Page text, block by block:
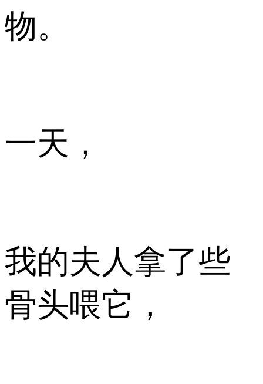
物。
一天，
我的夫人拿了些
骨头喂它，